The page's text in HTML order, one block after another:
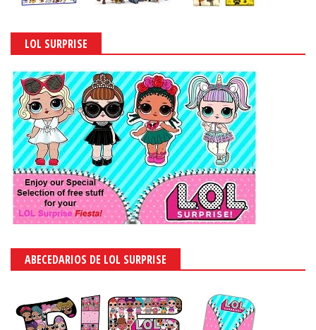
LOL SURPRISE
ABECEDARIOS DE LOL SURPRISE